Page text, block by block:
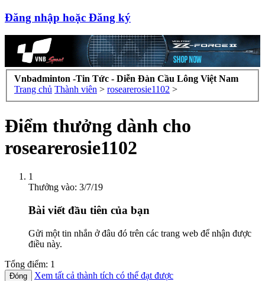
Đăng nhập hoặc Đăng ký
Vnbadminton -Tin Tức - Diễn Đàn Cầu Lông Việt Nam
Trang chủ Thành viên > rosearerosie1102 >
Điểm thưởng dành cho
rosearerosie1102
1
Thưởng vào: 3/7/19
Bài viết đầu tiên của bạn
Gửi một tin nhắn ở đâu đó trên các trang web để nhận được
điều này.
Tổng điểm: 1
Xem tất cả thành tích có thể đạt được